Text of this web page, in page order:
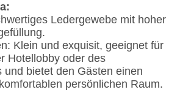
Ledergewebe mit hoher
Klein und exquisit, geeignet für
Hotellobby oder des
und bietet den Gästen einen
persönlichen Raum.